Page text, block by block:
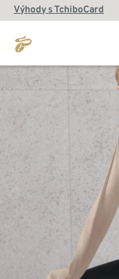
Výhody s TchiboCard